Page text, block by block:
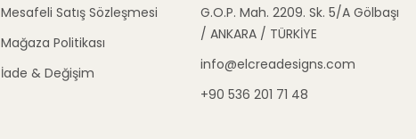
Mesafeli Satış Sözleşmesi
Mağaza Politikası
İade & Değişim
G.O.P. Mah. 2209. Sk. 5/A Gölbaşı
/ ANKARA / TÜRKİYE
info@elcreadesigns.com
+90 536 201 71 48